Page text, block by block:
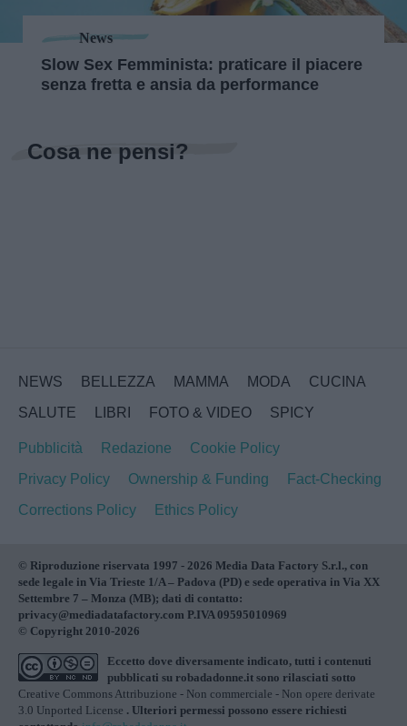
News
Slow Sex Femminista: praticare il piacere
senza fretta e ansia da performance
Cosa ne pensi?
NEWS BELLEZZA MAMMA MODA
CUCINA
SALUTE
LIBRI FOTO & VIDEO SPICY
Pubblicità Redazione
Cookie Policy
Privacy Policy
Ownership & Funding
Fact-Checking
Corrections Policy
Ethics Policy
© Riproduzione riservata 1997 - 2026 Media Data Factory S.r.l., con
sede legale in Via Trieste 1/A – Padova (PD) e sede operativa in Via XX
Settembre 7 – Monza (MB); dati di contatto:
privacy@mediadatafactory.com P.IVA 09595010969
© Copyright 2010-2026
Eccetto dove diversamente indicato, tutti i contenuti
pubblicati su robadadonne.it sono rilasciati sotto
Creative Commons Attribuzione - Non commerciale - Non opere derivate
3.0 Unported License . Ulteriori permessi possono essere richiesti